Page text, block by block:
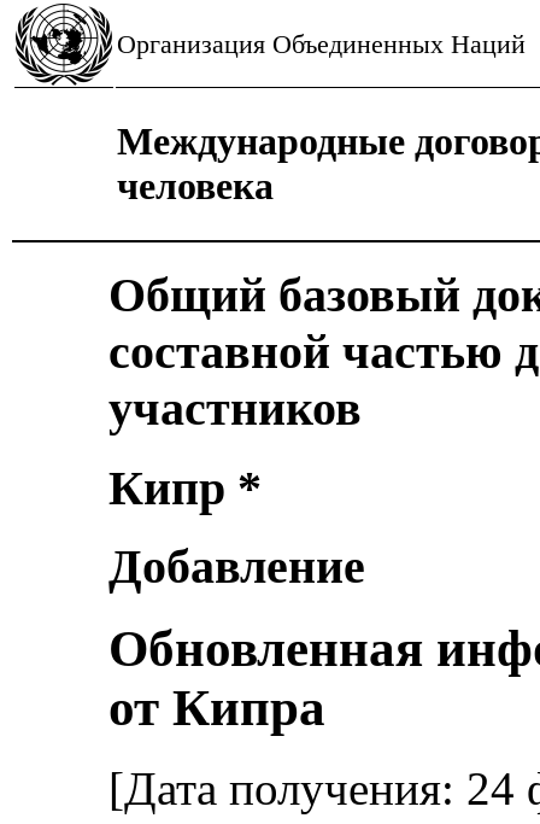
Организация Объединенных Наций
Международные
человека
Общий базовый
составной частью
участников
Кипр *
Добавление
Обновленная
от Кипра
[Дата получения: 24